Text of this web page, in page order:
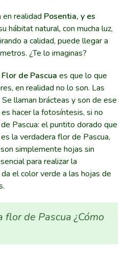
realidad Posentia, y es
hábitat natural, con mucha luz,
a calidad, puede llegar a
¿Te lo imaginas?
Flor de Pascua es que lo que
en realidad no lo son. Las
llaman brácteas y son de ese
hacer la fotosíntesis, si no
Pascua: el puntito dorado que
la verdadera flor de Pascua,
simplemente hojas sin
para realizar la
el color verde a las hojas de
flor de Pascua ¿Cómo